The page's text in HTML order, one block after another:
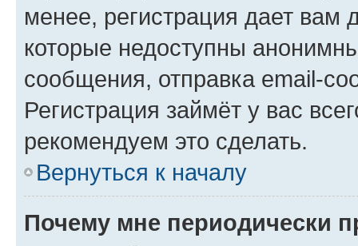
менее, регистрация дает вам
которые недоступны
сообщения, отправка email-
Регистрация займёт у вас
рекомендуем это сделать.
Вернуться к началу
Почему мне периодически